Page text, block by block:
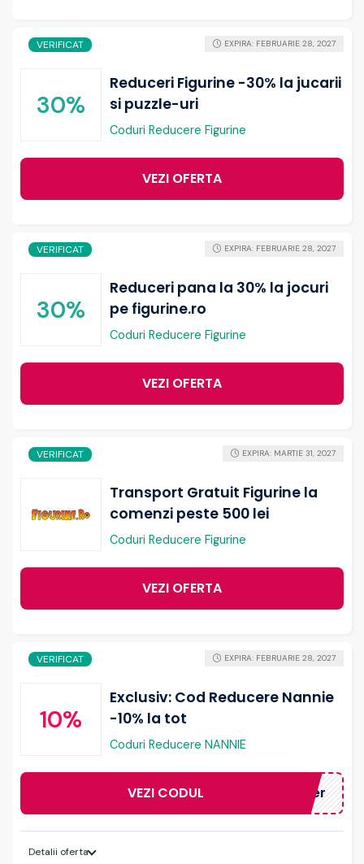
VERIFICAT
30%
Reduceri Figurine -30% la jucarii
si puzzle-uri
Coduri Reducere Figurine
EXPIRA: FEBRUARIE 28, 2027
VEZI OFERTA
VERIFICAT
30%
Reduceri pana la 30% la jocuri
pe figurine.ro
Coduri Reducere Figurine
EXPIRA: FEBRUARIE 28, 2027
VEZI OFERTA
VERIFICAT
Transport Gratuit Figurine la
comenzi peste 500 lei
Coduri Reducere Figurine
EXPIRA: MARTIE 31, 2027
VEZI OFERTA
VERIFICAT
10%
Exclusiv: Cod Reducere Nannie
-10% la tot
Coduri Reducere NANNIE
EXPIRA: FEBRUARIE 28, 2027
VEZI CODUL onvoucher
Detalii oferta